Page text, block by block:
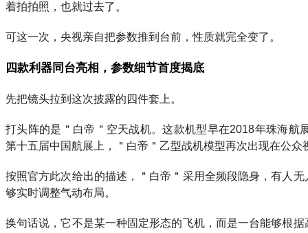
着拍拍照，也就过去了。
可这一次，央视亲自把参数推到台前，性质就完全变了。
四款利器同台亮相，参数细节首度揭底
先把镜头拉到这次披露的四件套上。
打头阵的是＂白帝＂空天战机。这款机型早在2018年珠海航
第十五届中国航展上，＂白帝＂乙型战机模型再次出现在公众
按照官方此次给出的描述，＂白帝＂采用全频段隐身，有人
够实时调整气动布局。
换句话说，它不是某一种固定形态的飞机，而是一台能够根